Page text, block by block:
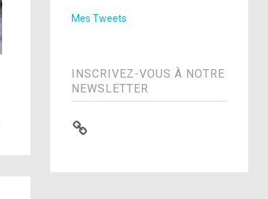
Mes Tweets
INSCRIVEZ-VOUS À NOTRE
NEWSLETTER